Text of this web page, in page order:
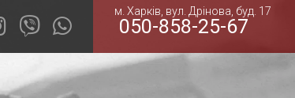
м. Харків, вул. Дрінова, буд. 17
050-858-25-67